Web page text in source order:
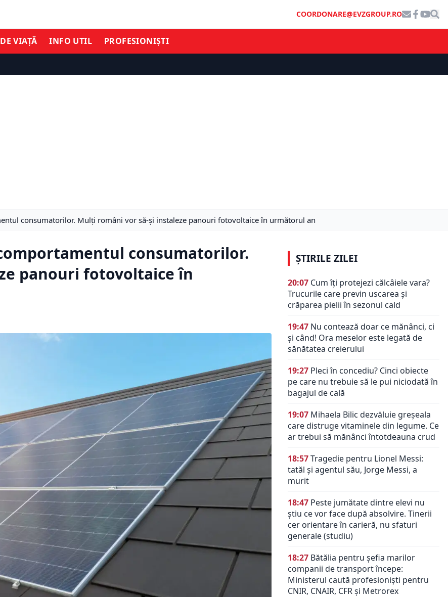
COORDONARE@EVZGROUP.RO
VIAȚĂ INFO UTIL PROFESIONIȘTI
consumatorilor. Mulți români vor să-și instaleze panouri fotovoltaice în următorul an
consumatorilor.
panouri fotovoltaice în
ȘTIRILE ZILEI
20:07 Cum îți protejezi călcâiele vara?
Trucurile care previn uscarea și
crăparea pielii în sezonul cald
19:47 Nu contează doar ce mănânci, ci
și când! Ora meselor este legată de
sănătatea creierului
19:27 Pleci în concediu? Cinci obiecte
pe care nu trebuie să le pui niciodată în
bagajul de cală
19:07 Mihaela Bilic dezvăluie greșeala
care distruge vitaminele din legume. Ce
ar trebui să mănânci întotdeauna crud
18:57Tragedie pentru Lionel Messi:
tatăl și agentul său, Jorge Messi, a
murit
18:47 Peste jumătate dintre elevi nu
știu ce vor face după absolvire. Tinerii
cer orientare în carieră, nu sfaturi
generale (studiu)
18:27 Bătălia pentru șefia marilor
companii de transport începe:
Ministerul caută profesioniști pentru
CNIR, CNAIR, CFR și Metrorex